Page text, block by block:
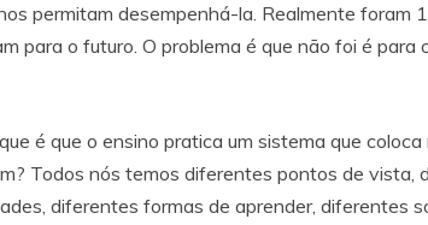
permitam desempenhá-la. Realmente foram
para o futuro. O problema é que não foi é para
é que o ensino pratica um sistema que coloca
Todos nós temos diferentes pontos de vista,
diferentes formas de aprender, diferentes